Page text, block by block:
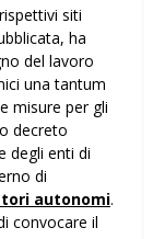
siti
ha
del lavoro
una tantum
misure per gli
decreto
degli enti di
di
autonomi.
convocare il